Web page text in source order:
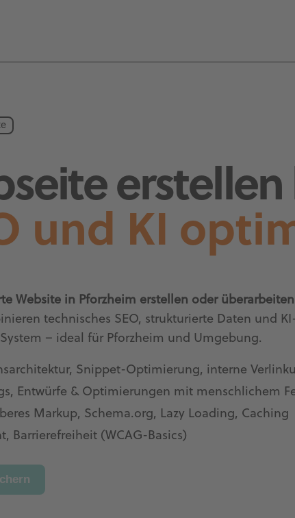
erstellen
und KI
Website in Pforzheim erstellen oder
technisches SEO, strukturierte Daten und
– ideal für Pforzheim und Umgebung.
Snippet-Optimierung, interne
Entwürfe & Optimierungen mit menschlichem
Markup, Schema.org, Lazy Loading, Caching
Barrierefreiheit (WCAG-Basics)